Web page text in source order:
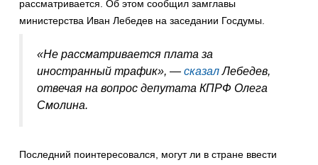
рассматривается. Об этом сообщил замглавы
министерства Иван Лебедев на заседании Госдумы.
«Не рассматривается плата за
иностранный трафик», — сказалЛебедев,
отвечая на вопрос депутата КПРФ Олега
Смолина.
Последний поинтересовался, могут ли в стране ввести